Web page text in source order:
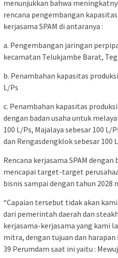
menunjukkan bahwa
rencana pengembangan
kerjasama SPAM di antaranya :
a. Pengembangan jaringan
kecamatan Telukjambe Barat,
b. Penambahan kapasitas
L/Ps
c. Penambahan kapasitas
dengan badan usaha untuk
100 L/Ps, Majalaya sebesar 100 L/
dan Rengasdengklok sebesar 100
Rencana kerjasama SPAM
mencapai target-target
bisnis sampai dengan tahun 2028
“Capaian tersebut tidak akan
dari pemerintah daerah dan
kerjasama-kerjasama yang kami
mitra, dengan tujuan dan harapan
39 Perumdam saat ini yaitu :